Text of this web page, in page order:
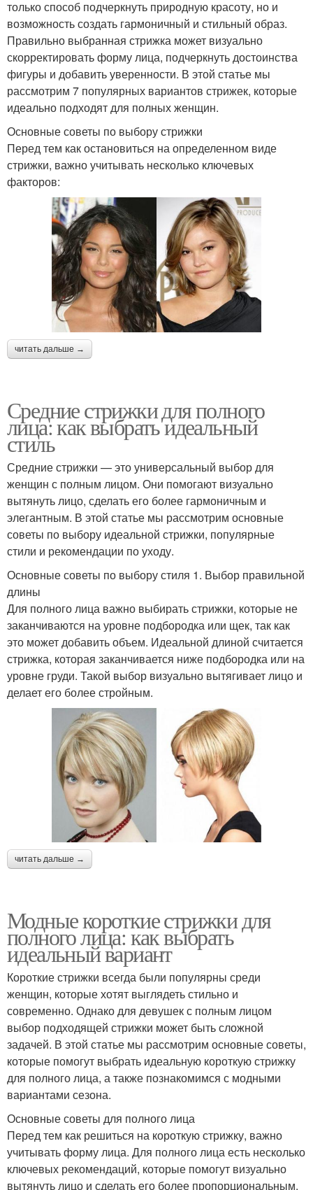
только способ подчеркнуть природную красоту, но и
возможность создать гармоничный и стильный образ.
Правильно выбранная стрижка может визуально
скорректировать форму лица, подчеркнуть достоинства
фигуры и добавить уверенности. В этой статье мы
рассмотрим 7 популярных вариантов стрижек, которые
идеально подходят для полных женщин.
Основные советы по выбору стрижки
Перед тем как остановиться на определенном виде
стрижки, важно учитывать несколько ключевых
факторов:
читать дальше →
Средние стрижки для полного
лица: как выбрать идеальный
стиль
Средние стрижки — это универсальный выбор для
женщин с полным лицом. Они помогают визуально
вытянуть лицо, сделать его более гармоничным и
элегантным. В этой статье мы рассмотрим основные
советы по выбору идеальной стрижки, популярные
стили и рекомендации по уходу.
Основные советы по выбору стиля 1. Выбор правильной
длины
Для полного лица важно выбирать стрижки, которые не
заканчиваются на уровне подбородка или щек, так как
это может добавить объем. Идеальной длиной считается
стрижка, которая заканчивается ниже подбородка или на
уровне груди. Такой выбор визуально вытягивает лицо и
делает его более стройным.
читать дальше →
Модные короткие стрижки для
полного лица: как выбрать
идеальный вариант
Короткие стрижки всегда были популярны среди
женщин, которые хотят выглядеть стильно и
современно. Однако для девушек с полным лицом
выбор подходящей стрижки может быть сложной
задачей. В этой статье мы рассмотрим основные советы,
которые помогут выбрать идеальную короткую стрижку
для полного лица, а также познакомимся с модными
вариантами сезона.
Основные советы для полного лица
Перед тем как решиться на короткую стрижку, важно
учитывать форму лица. Для полного лица есть несколько
ключевых рекомендаций, которые помогут визуально
вытянуть лицо и сделать его более пропорциональным.